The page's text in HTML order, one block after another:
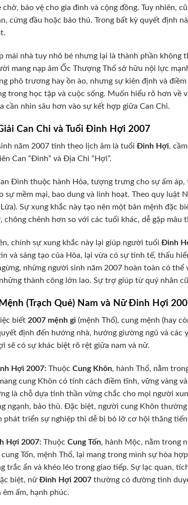
chở, bảo vệ cho gia đình và cộng đồng. Tuy nhiên,
cứng đầu hoặc bảo thủ. Trong bất kỳ quyết định
mái nhà tuy nhỏ bé nhưng lại là thành phần
mang nạp âm Ốc Thượng Thổ sở hữu nội lực
phô trương hay ồn ào, nhưng sự kiên định và
trong học tập và cuộc sống. Muốn hiểu rõ hơn về
cần nhìn sâu hơn vào sự kết hợp giữa Can Chi.
Can Chi và Tuổi Đinh Hợi 2007
năm 2007 tính theo lịch âm là tuổi Đinh Hợi,
Can “Đinh” và Địa Chi “Hợi”.
Đinh thuộc hành Hỏa, tượng trưng cho sự ấm
sự mềm mại, bao dung và linh hoạt. Theo quy luật
Sự xung khắc này tạo nên một bản mệnh đặc
chông chênh hơn so với các tuổi khác, dễ gặp mâu
chính sự xung khắc này lại giúp người tuổi Đinh
và sáng tạo của Hỏa, lại vừa có sự tinh tế, thấu
những người sinh năm 2007 hoàn toàn có
thành công lớn lao. Sự trợ giúp từ quý nhân
(Trạch Quẻ) Nam và Nữ Đinh Hợi
biết 2007 mệnh gì (mệnh Thổ), cung mệnh (hay
định đến hướng nhà, hướng giường ngủ và
sẽ có sự khác biệt rõ rệt giữa nam và nữ.
Hợi 2007: Thuộc Cung Khôn, hành Thổ, nằm
cung Khôn có tính cách điềm tĩnh, vững vàng
là chỗ dựa tinh thần vững chắc cho mọi người
ngạnh, bảo thủ. Đặc biệt, người cung Khôn
phát triển sự nghiệp thì dễ bị bỏ lỡ cơ hội thăng
Hợi 2007: Thuộc Cung Tốn, hành Mộc, nằm trong
Tốn, mệnh Thổ, lại mang trong mình sự hòa
trắc ẩn và khéo léo trong giao tiếp. Sự lạc quan,
biệt, nữĐinh Hợi 2007 thường có đường tình
êm ấm, hạnh phúc.